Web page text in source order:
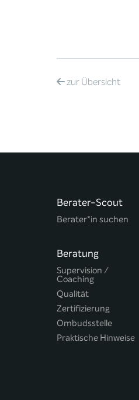
zurÜbersicht
Berater-Scout
Berater*in suchen
Beratung
Supervision /
Coaching
Qualität
Zertifizierung
Ombudsstelle
Praktische Hinweise